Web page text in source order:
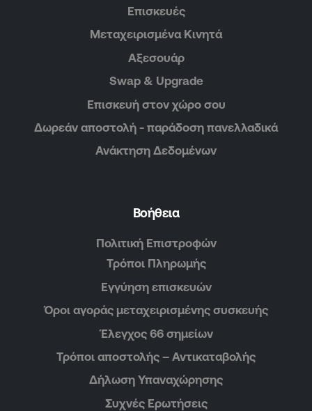
Επισκευές
Μεταχειρισμένα Κινητά
Αξεσουάρ
Swap & Upgrade
Επισκευή στον χώρο σου
Δωρεάν αποστολή - παράδοση πανελλαδικά
Ανάκτηση Δεδομένων
Βοήθεια
Πολιτική Επιστροφών
Τρόποι Πληρωμής
Εγγύηση επισκευών
Όροι αγοράς μεταχειρισμένης συσκευής
Έλεγχος 66 σημείων
Τρόποι αποστολής – Αντικαταβολής
Δήλωση Υπαναχώρησης
Συχνές Ερωτήσεις